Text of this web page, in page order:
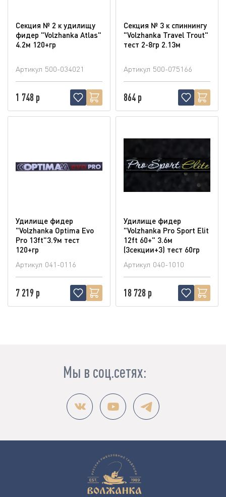
Секция № 2 к удилищу
фидер "Volzhanka Atlas"
4.2м 120+гр
Артикул 500-034021
1 748 р
Секция № 3 к спиннингу
"Volzhanka Travel Trout"
тест 2-8гр 2.13м
Артикул 500-075166
864 р
Удилище фидер
"Volzhanka Optima Evo
Pro 13ft"3.9м тест
120+гр
Артикул 041-0116
7 219 р
Удилище фидер
"Volzhanka Pro Sport Elit
12ft 60+" 3.6м
(3секции+3) тест 60гр
Артикул 040-1010
18 728 р
Мы в соц.сетях: